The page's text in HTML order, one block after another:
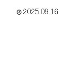
2025.09.16